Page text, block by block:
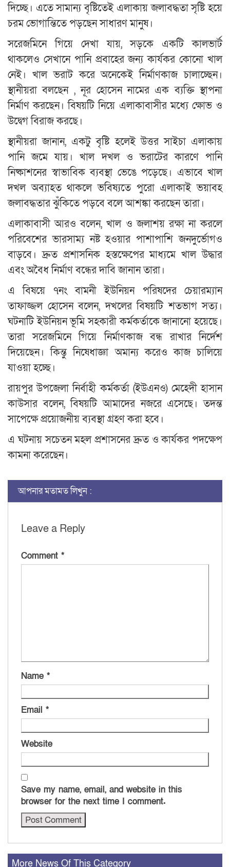
দিচ্ছে। এতে সামান্য বৃষ্টিতেই এলাকায় জলাবদ্ধতা সৃষ্টি হয়ে
চরম ভোগান্তিতে পড়ছেন সাধারণ মানুষ।
সরেজমিনে গিয়ে দেখা যায়, সড়কে একটি কালভার্ট
থাকলেও সেখানে পানি প্রবাহের জন্য কার্যকর কোনো খাল
নেই। খাল ভরাট করে অনেকেই নির্মাণকাজ চালাচ্ছেন।
স্থানীয়রা বলছেন , নূর হোসেন নামের এক ব্যক্তি স্থাপনা
নির্মাণ করছেন। বিষয়টি নিয়ে এলাকাবাসীর মধ্যে ক্ষোভ ও
উদ্বেগ বিরাজ করছে।
স্থানীয়রা জানান, একটু বৃষ্টি হলেই উত্তর সাইচা এলাকায়
পানি জমে যায়। খাল দখল ও ভরাটের কারণে পানি
নিষ্কাশনের স্বাভাবিক ব্যবস্থা ভেঙে পড়েছে। এভাবে খাল
দখল অব্যাহত থাকলে ভবিষ্যতে পুরো এলাকাই ভয়াবহ
জলাবদ্ধতার ঝুঁকিতে পড়বে বলে আশঙ্কা করছেন তারা।
এলাকাবাসী আরও বলেন, খাল ও জলাশয় রক্ষা না করলে
পরিবেশের ভারসাম্য নষ্ট হওয়ার পাশাপাশি জনদুর্ভোগও
বাড়বে। দ্রুত প্রশাসনিক হস্তক্ষেপের মাধ্যমে খাল উদ্ধার
এবং অবৈধ নির্মাণ বন্ধের দাবি জানান তারা।
এ বিষয়ে ৭নং বামনী ইউনিয়ন পরিষদের চেয়ারম্যান
তাফাজ্জল হোসেন বলেন, দখলের বিষয়টি শতভাগ সত্য।
ঘটনাটি ইউনিয়ন ভূমি সহকারী কর্মকর্তাকে জানানো হয়েছে।
তারা সরেজমিনে গিয়ে নির্মাণকাজ বন্ধ রাখার নির্দেশ
দিয়েছেন। কিন্তু নিষেধাজ্ঞা অমান্য করেও কাজ চালিয়ে
যাওয়া হচ্ছে।
রায়পুর উপজেলা নির্বাহী কর্মকর্তা (ইউএনও) মেহেদী হাসান
কাউসার বলেন, বিষয়টি আমাদের নজরে এসেছে। তদন্ত
সাপেক্ষে প্রয়োজনীয় ব্যবস্থা গ্রহণ করা হবে।
এ ঘটনায় সচেতন মহল প্রশাসনের দ্রুত ও কার্যকর পদক্ষেপ
কামনা করেছেন।
আপনার মতামত লিখুন :
Leave a Reply
Comment *
Name *
Email *
Website
Save my name, email, and website in this
browser for the next time I comment.
More News Of This Category